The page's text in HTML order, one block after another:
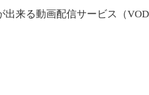
来る動画配信サービス（